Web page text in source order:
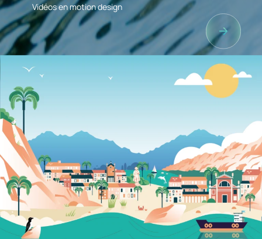
Vidéos en motion design